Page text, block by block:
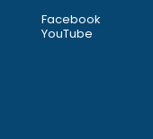
Facebook
YouTube